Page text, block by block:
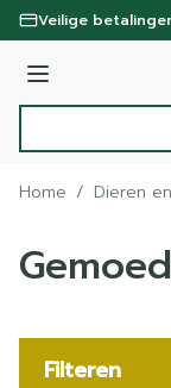
Ga naar de inhoud
Veilige
Menu
Home / Dieren
Filteren